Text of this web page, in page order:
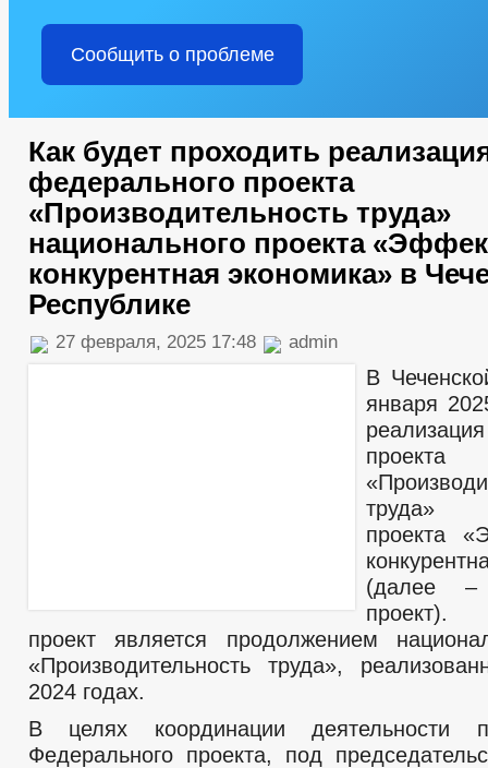
Сообщить о проблеме
Как будет проходить
федерального проекта
«Производительность труда»
национального проекта
конкурентная экономика» в
Республике
27 февраля, 2025 17:48 admin
В
января
проекта
труда»
проекта
(далее –
проект).
проект является продолжением
«Производительность труда»,
2024 годах.
В целях координации деятельности
Федерального проекта, под